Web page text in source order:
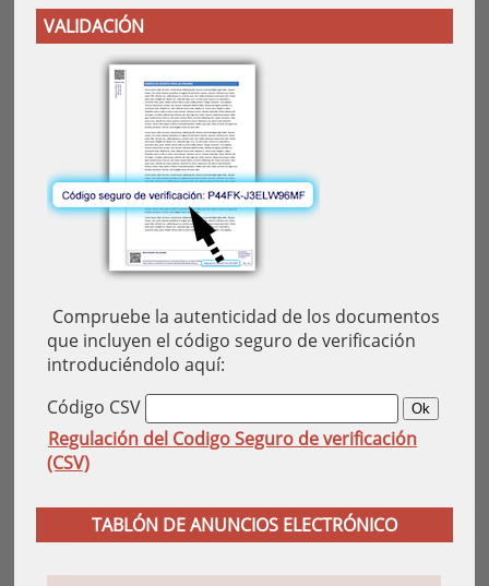
VALIDACIÓN
Compruebe la autenticidad de los documentos
que incluyen el código seguro de verificación
introduciéndolo aquí:
Código CSV
Regulación del Codigo Seguro de verificación
(CSV)
TABLÓN DE ANUNCIOS ELECTRÓNICO